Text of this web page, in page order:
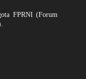
FPRNI (Forum